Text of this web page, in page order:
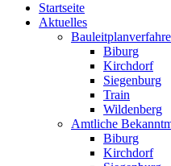
Startseite
Aktuelles
Biburg
Kirchdorf
Siegenburg
Train
Wildenberg
Amtliche
Biburg
Kirchdorf